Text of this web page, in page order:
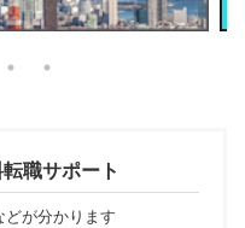
職サポート
どが分かります